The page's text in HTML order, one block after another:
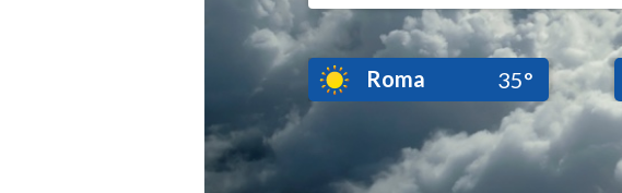
Roma 35°